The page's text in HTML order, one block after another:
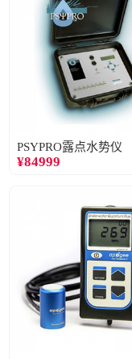
PSYPRO露点水势仪
¥84999